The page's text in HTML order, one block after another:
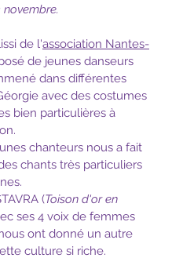
de l'association Nantes-
de jeunes danseurs
dans différentes
avec des costumes
bien particulières à
chanteurs nous a fait
chants très particuliers
(Toison d'or en
ses 4 voix de femmes
ont donné un autre
culture si riche.